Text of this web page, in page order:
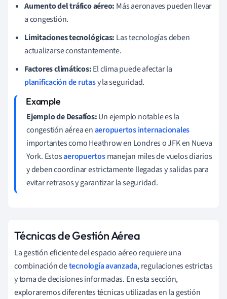
Aumento del tráfico aéreo: Más aeronaves pueden llevar
a congestión.
Limitaciones tecnológicas: Las tecnologías deben
actualizarse constantemente.
Factores climáticos:El clima puede afectar la
planificación de rutasy la seguridad.
Ejemplo de Desafíos:Un ejemplo notable es la
congestión aérea enaeropuertos internacionales
importantes como Heathrow en Londres o JFK en Nueva
York. Estosaeropuertosmanejan miles de vuelos diarios
y deben coordinar estrictamente llegadas y salidas para
evitar retrasos y garantizar la seguridad.
Técnicas de Gestión Aérea
La gestión eficiente del espacio aéreo requiere una
combinación detecnología avanzada, regulaciones estrictas
y toma de decisiones informadas. En esta sección,
exploraremos diferentes técnicas utilizadas en la gestión